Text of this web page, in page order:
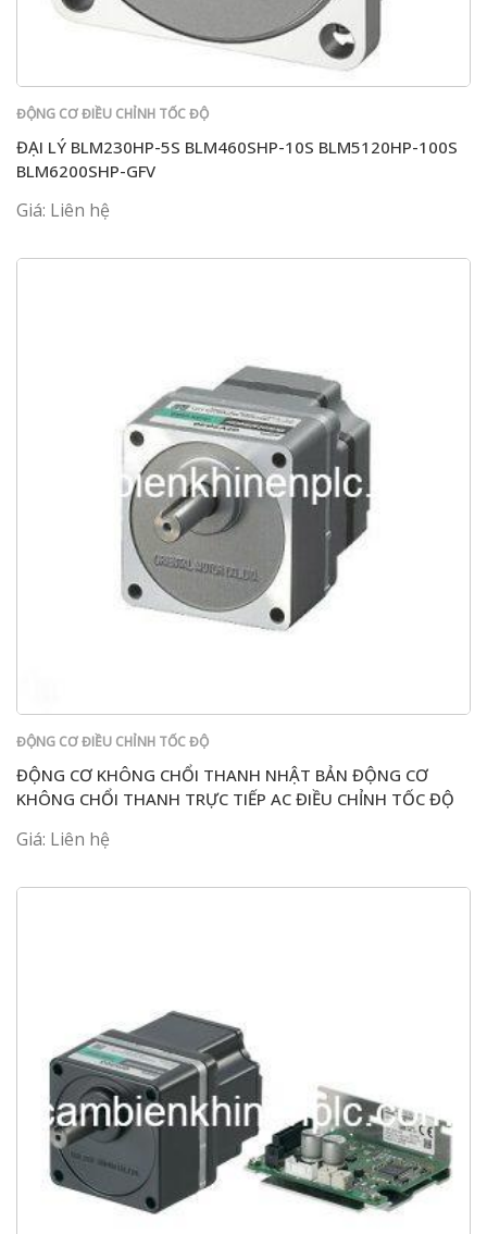
ĐỘNG CƠ ĐIỀU CHỈNH TỐC ĐỘ
ĐẠI LÝ BLM230HP-5S BLM460SHP-10S BLM5120HP-100S
BLM6200SHP-GFV
Giá: Liên hệ
ĐỘNG CƠ ĐIỀU CHỈNH TỐC ĐỘ
ĐỘNG CƠ KHÔNG CHỔI THANH NHẬT BẢN ĐỘNG CƠ
KHÔNG CHỔI THANH TRỰC TIẾP AC ĐIỀU CHỈNH TỐC ĐỘ
Giá: Liên hệ